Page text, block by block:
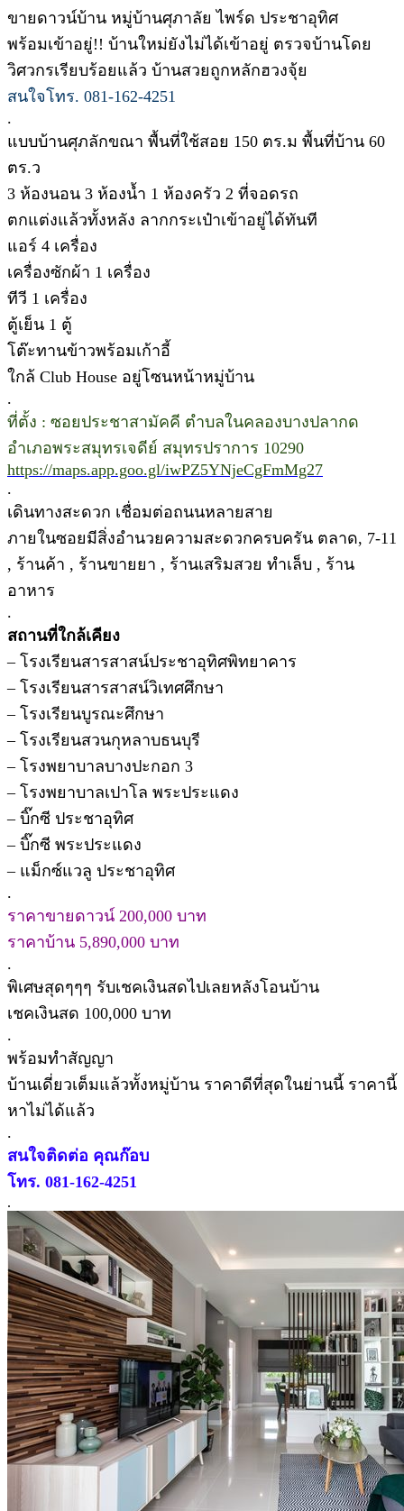
ขายดาวน์บ้าน หมู่บ้านศุภาลัย ไพร์ด ประชาอุทิศ
พร้อมเข้าอยู่!! บ้านใหม่ยังไม่ได้เข้าอยู่ ตรวจบ้านโดย
วิศวกรเรียบร้อยแล้ว บ้านสวยถูกหลักฮวงจุ้ย
สนใจโทร. 081-162-4251
.
แบบบ้านศุภลักขณา พื้นที่ใช้สอย 150 ตร.ม พื้นที่บ้าน 60
ตร.ว
3 ห้องนอน 3 ห้องน้ำ 1 ห้องครัว 2 ที่จอดรถ
ตกแต่งแล้วทั้งหลัง ลากกระเป๋าเข้าอยู่ได้ทันที
แอร์ 4 เครื่อง
เครื่องซักผ้า 1 เครื่อง
ทีวี 1 เครื่อง
ตู้เย็น 1 ตู้
โต๊ะทานข้าวพร้อมเก้าอี้
ใกล้ Club House อยู่โซนหน้าหมู่บ้าน
.
ที่ตั้ง : ซอยประชาสามัคคี ตำบลในคลองบางปลากด
อำเภอพระสมุทรเจดีย์ สมุทรปราการ 10290
https://maps.app.goo.gl/iwPZ5YNjeCgFmMg27
.
เดินทางสะดวก เชื่อมต่อถนนหลายสาย
ภายในซอยมีสิ่งอำนวยความสะดวกครบครัน ตลาด, 7-11
, ร้านค้า , ร้านขายยา , ร้านเสริมสวย ทำเล็บ , ร้าน
อาหาร
.
สถานที่ใกล้เคียง
– โรงเรียนสารสาสน์ประชาอุทิศพิทยาคาร
– โรงเรียนสารสาสน์วิเทศศึกษา
– โรงเรียนบูรณะศึกษา
– โรงเรียนสวนกุหลาบธนบุรี
– โรงพยาบาลบางปะกอก 3
– โรงพยาบาลเปาโล พระประแดง
– บิ๊กซี ประชาอุทิศ
– บิ๊กซี พระประแดง
– แม็กซ์แวลู ประชาอุทิศ
.
ราคาขายดาวน์ 200,000 บาท
ราคาบ้าน 5,890,000 บาท
.
พิเศษสุดๆๆๆ รับเชคเงินสดไปเลยหลังโอนบ้าน
เชคเงินสด 100,000 บาท
.
พร้อมทำสัญญา
บ้านเดี่ยวเต็มแล้วทั้งหมู่บ้าน ราคาดีที่สุดในย่านนี้ ราคานี้
หาไม่ได้แล้ว
.
สนใจติดต่อ คุณก๊อบ
โทร. 081-162-4251
.